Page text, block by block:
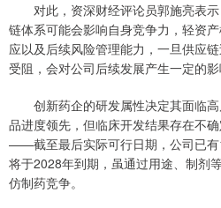
对此，资深财经评论员郭施亮表示
链体系可能会影响自身竞争力，轻资
应以及后续风险管理能力，一旦供应
受阻，会对公司后续发展产生一定的影
创新药企的研发属性决定其面临高
品进度领先，但临床开发结果存在不
——截至最后实际可行日期，公司已有
将于2028年到期，虽通过用途、制剂
仿制药竞争。